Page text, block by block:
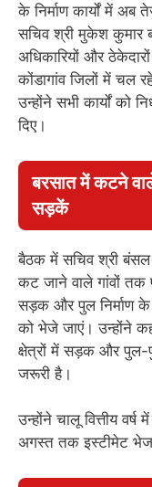
के निर्माण कार्यों में अब
सचिव श्री मुकेश कुमार
अधिकारियों और
कोंडागांव जिलों में चल रहे
उन्होंने सभी कार्यों को
दिए।
बरसात में कटने
सड़कें
बैठक में सचिव श्री
कट जाने वाले गांवों तक
सड़क और पुल निर्माण के
को भेजे जाएं। उन्होंने
क्षेत्रों में सड़क और पुल-
जरूरी है।
उन्होंने चालू वित्तीय
अगस्त तक इस्टीमेट भेजने